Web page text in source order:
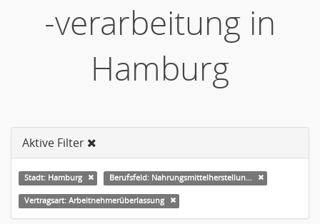
-verarbeitung in
Hamburg
Aktive Filter
Stadt: Hamburg Berufsfeld: Nahrungsmittelherstellung, -verarbeitung
Vertragsart: Arbeitnehmerüberlassung